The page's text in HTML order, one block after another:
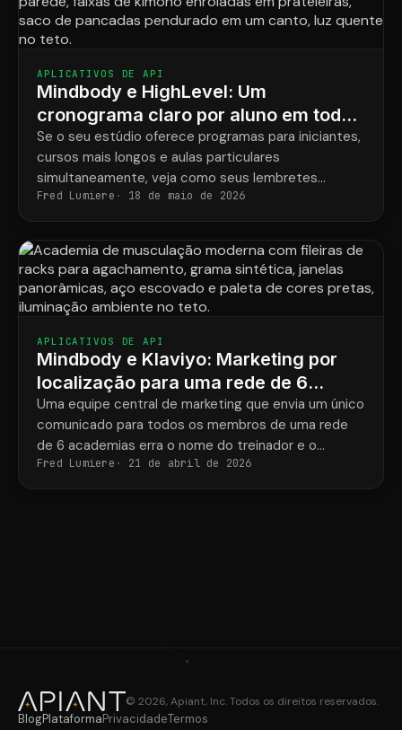
APLICATIVOS DE API
Mindbody e HighLevel: Um
cronograma claro por aluno em todos
os programas.
Se o seu estúdio oferece programas para iniciantes,
cursos mais longos e aulas particulares
simultaneamente, veja como seus lembretes
finalmente corresponderão ao que cada aluno
realmente reservou.
Fred Lumiere 18 de maio de 2026
APLICATIVOS DE API
Mindbody e Klaviyo: Marketing por
localização para uma rede de 6
academias de musculação
Uma equipe central de marketing que envia um único
comunicado para todos os membros de uma rede
de 6 academias erra o nome do treinador e o
endereço da academia metade das vezes.
Fred Lumiere 21 de abril de 2026
© 2026, Apiant, Inc. Todos os direitos reservados.
BlogPlataformaPrivacidadeTermos